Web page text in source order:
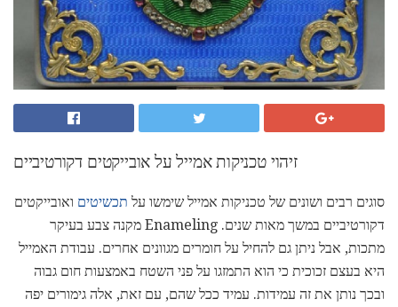
זיהוי טכניקות אמייל על אובייקטים דקורטיביים
סוגים רבים ושונים של טכניקות אמייל שימשו על תכשיטים ואובייקטים
דקורטיביים במשך מאות שנים. Enameling מקנה צבע בעיקר
מתכות, אבל ניתן גם להחיל על חומרים מגוונים אחרים. עבודת האמייל
היא בעצם זכוכית כי הוא התמזגו על פני השטח באמצעות חום גבוה
ובכך נותן את זה עמידות. עמיד ככל שהם, עם זאת, אלה גימורים יפה